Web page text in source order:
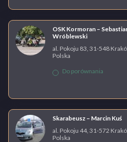
OSK Kormoran –
Wróblewski
al. Pokoju 83, 31-548
Polska
Do porównania
Skarabeusz – Marcin Kuś
al. Pokoju 44, 31-572
Polska